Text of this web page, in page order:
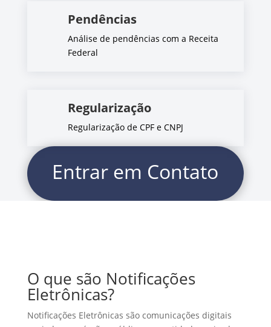
Pendências
Análise de pendências com a Receita
Federal
Regularização
Regularização de CPF e CNPJ
Entrar em Contato
O que são Notificações
Eletrônicas?
Notificações Eletrônicas são comunicações digitais